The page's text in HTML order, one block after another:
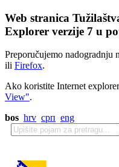
Web stranica
Explorer verzije 7 u
Preporučujemo nadogradnju
ili Firefox.
Ako koristite Internet
View".
bos hrv срп eng